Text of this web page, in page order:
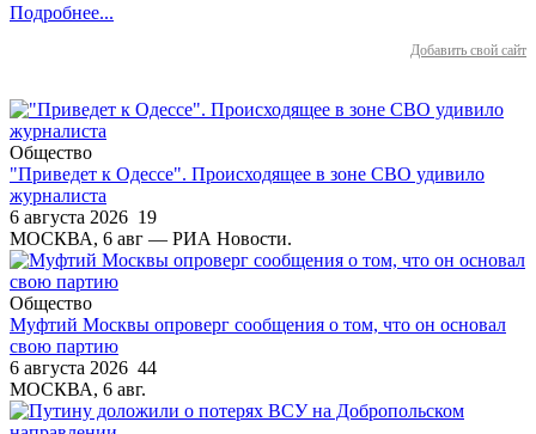
Подробнее...
Добавить свой сайт
Общество
"Приведет к Одессе". Происходящее в зоне СВО удивило
журналиста
6 августа 2026 19
МОСКВА, 6 авг — РИА Новости.
Общество
Муфтий Москвы опроверг сообщения о том, что он основал
свою партию
6 августа 2026 44
МОСКВА, 6 авг.